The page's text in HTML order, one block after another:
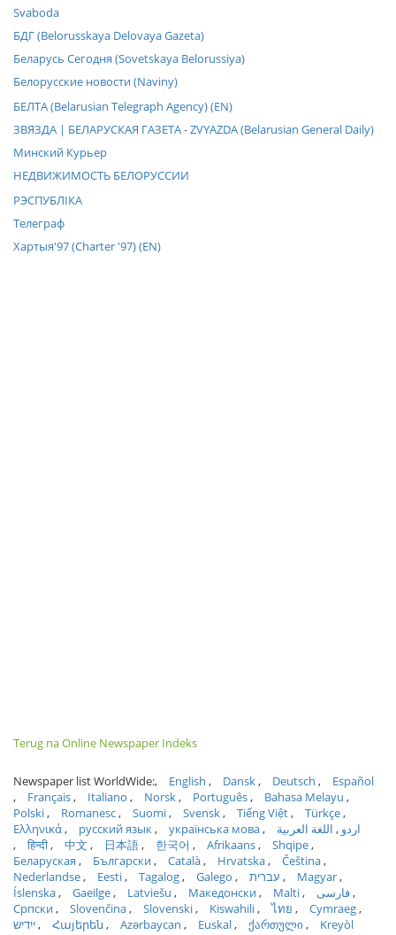
Svaboda
БДГ (Belorusskaya Delovaya Gazeta)
Беларусь Сегодня (Sovetskaya Belorussiya)
Белорусские новости (Naviny)
БЕЛТА (Belarusian Telegraph Agency) (EN)
ЗВЯЗДА | БЕЛАРУСКАЯ ГАЗЕТА - ZVYAZDA (Belarusian General Daily)
Минский Курьер
НЕДВИЖИМОСТЬ БЕЛОРУССИИ
РЭСПУБЛIКА
Телеграф
Хартыя'97 (Charter '97) (EN)
Terug na Online Newspaper Indeks
Newspaper list WorldWide: English Dansk Deutsch
Español
Français
Italiano Norsk Português
Bahasa Melayu
Polski
Romanesc Suomi Svensk Tiếng Việt
Türkçe
Ελληνικά
русский язык українська мова اردو
اللغة العربية
हिन्दी
中文 日本語 한국어 Afrikaans
Shqipe
Беларуская
Български Català Hrvatska
Čeština
Nederlandse
Eesti Tagalog Galego עברית
Magyar
Íslenska
Gaeilge Latviešu Македонски Malti
فارسی
Српски
Slovenčina Slovenski Kiswahili ไทย
Cymraeg
ייִדיש
Հայերեն Azərbaycan Euskal ქართული
Kreyòl